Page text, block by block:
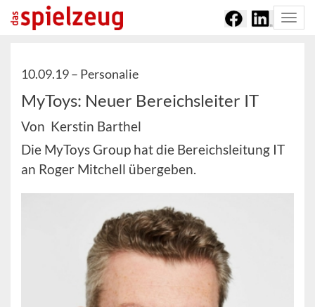
10.09.19 – Personalie
MyToys: Neuer Bereichsleiter IT
Von Kerstin Barthel
Die MyToys Group hat die Bereichsleitung IT
an Roger Mitchell übergeben.